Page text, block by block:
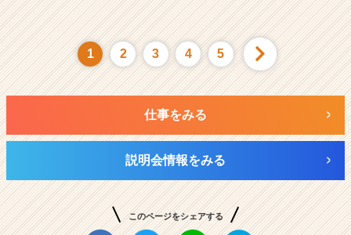
1 2 3 4 5
仕事をみる
説明会情報をみる
このページをシェアする